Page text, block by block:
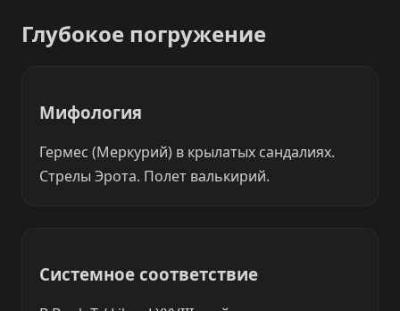
Глубокое погружение
Мифология
Гермес (Меркурий) в крылатых сандалиях.
Стрелы Эрота. Полет валькирий.
Системное соответствие